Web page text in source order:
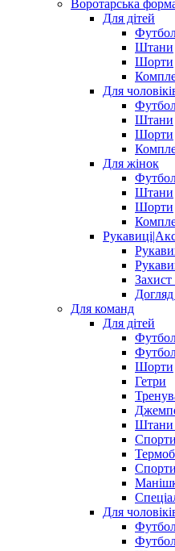
Воротарська
Для дітей
Штани
Шорти
Для
Штани
Шорти
Для жінок
Штани
Шорти
Захист
Для команд
Для дітей
Шорти
Гетри
Штани
Для